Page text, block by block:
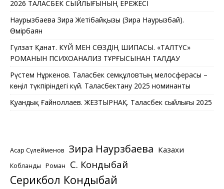
2026 ТАЛАСБЕК СЫЙЛЫҒЫНЫҢ ЕРЕЖЕСІ
Наурызбаева Зира Жетібайқызы (Зира Наурызбай).
Өмірбаян
Гүлзат Қанат. КҮЙ МЕН СӨЗДІҢ ШИПАСЫ. «ТАЛТҮС»
РОМАНЫН ПСИХОАНАЛИЗ ТҰРҒЫСЫНАН ТАЛДАУ
Рүстем Нұркенов. Таласбек Әсемқұловтың мелосферасы –
көңіл түкпіріндегі күй. Таласбектану 2025 номинанты
Қуандық Ғайноллаев. ЖЕЗТЫРНАҚ. Таласбек сыйлығы 2025
Асқар Сүлейменов Зира Наурзбаева Казахи
Кобланды Роман С. Кондыбай
Серикбол Кондыбай